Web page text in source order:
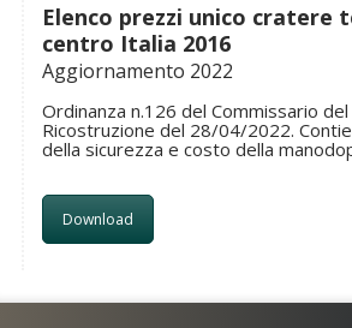
Elenco prezzi unico cratere
centro Italia 2016
Aggiornamento 2022
Ordinanza n.126 del Commissario
Ricostruzione del 28/04/2022.
della sicurezza e costo della
Download